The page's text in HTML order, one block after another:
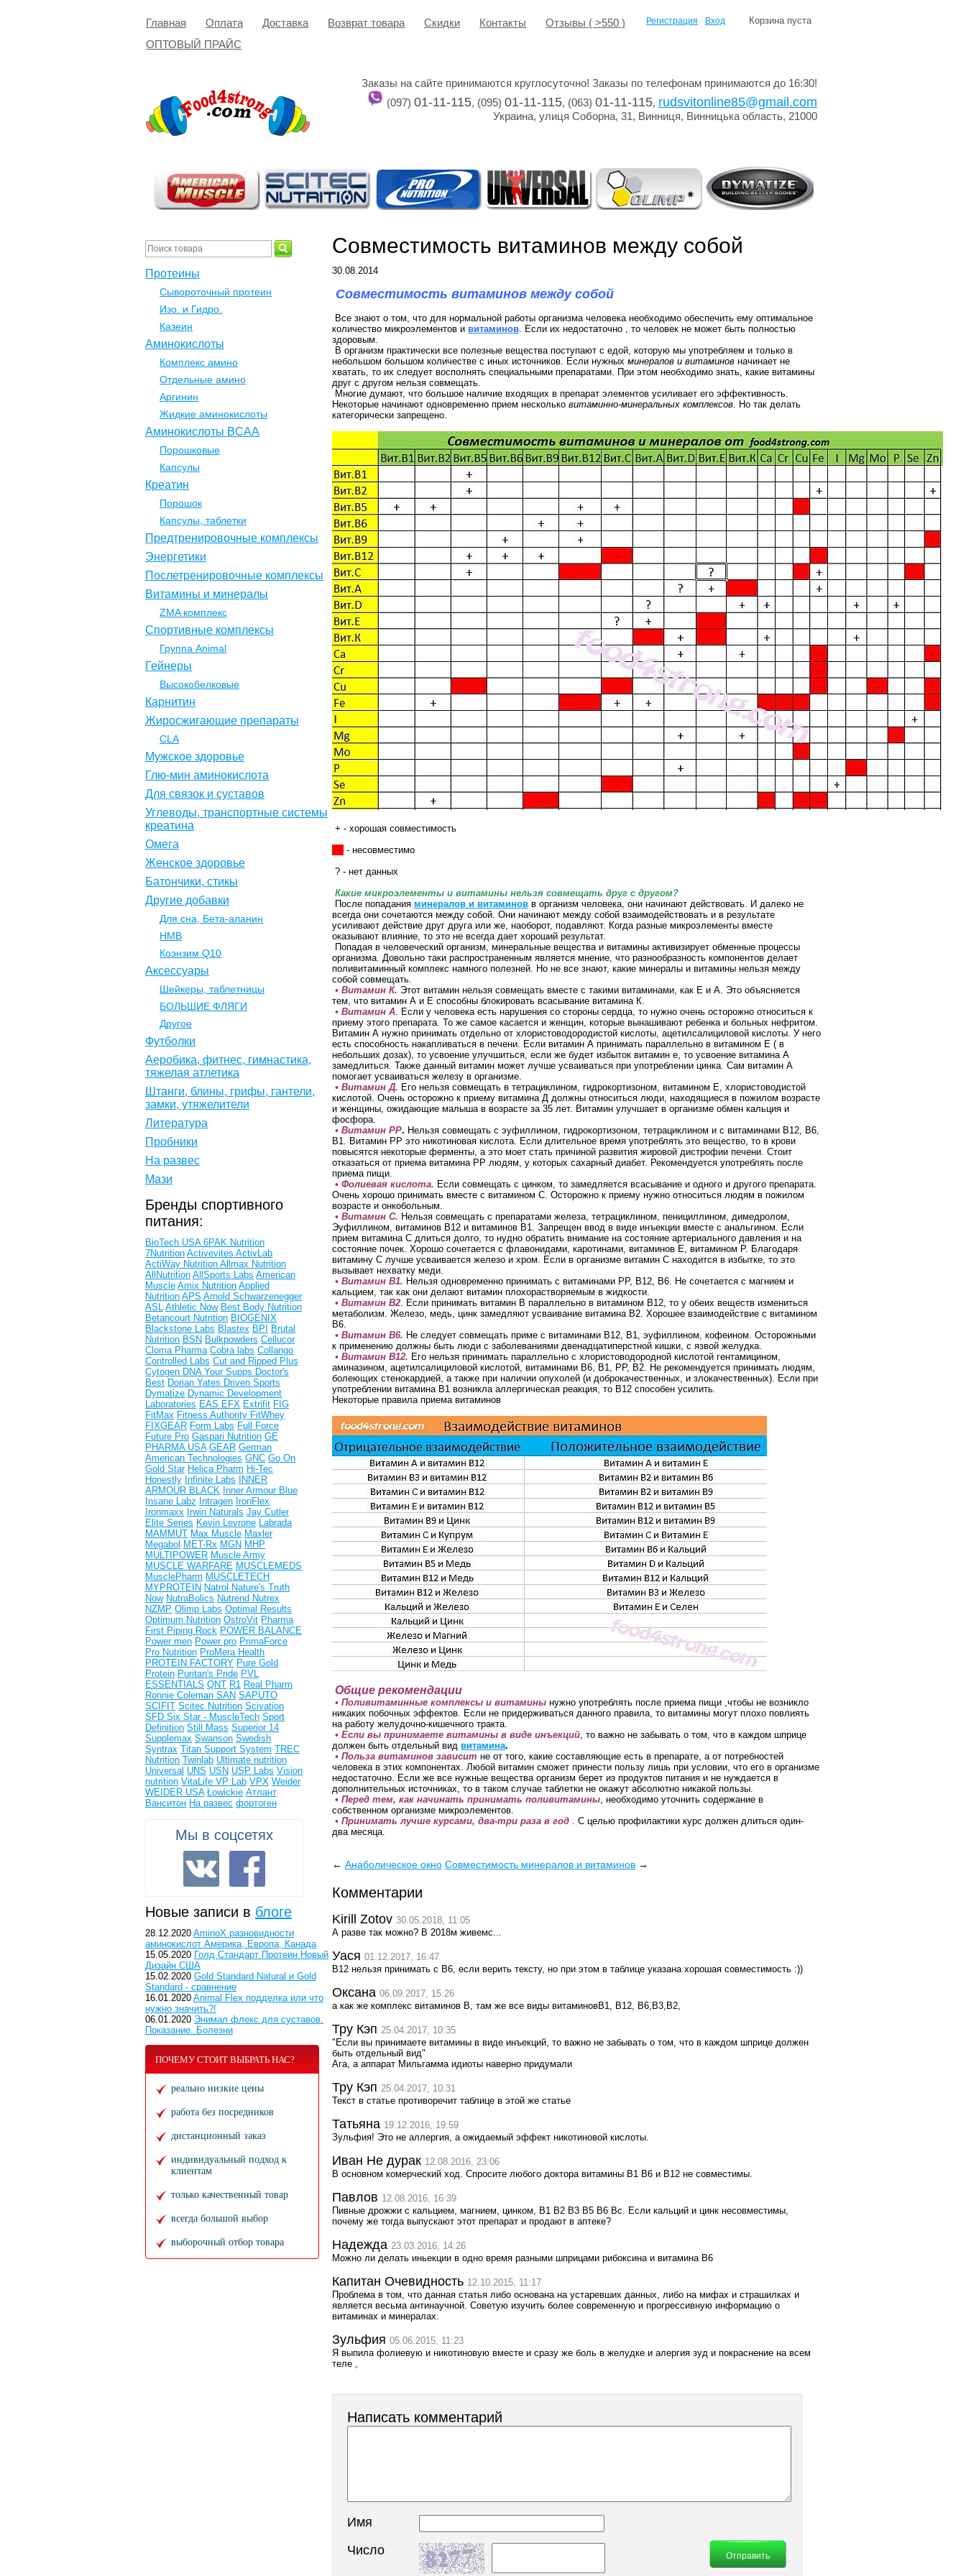
Главная Оплата Доставка Возврат товара Cкидки Контакты
Отзывы ( >550 )
ОПТОВЫЙ ПРАЙС
Корзина пуста
Регистрация Вход
Заказы на сайте принимаются круглосуточно! Заказы по телефонам принимаются до 16:30!
(097) 01-11-115, (095) 01-11-115, (063) 01-11-115, rudsvitonline85@gmail.com
Украина, улиця Соборна, 31, Винниця, Винницька область, 21000
Совместимость витаминов между собой
30.08.2014
Совместимость витаминов между собой
Все знают о том, что для нормальной работы организма человека необходимо обеспечить ему оптимальное
количество микроэлементов и витаминов. Если их недостаточно , то человек не может быть полностью
здоровым.
В организм практически все полезные вещества поступают с едой, которую мы употребляем и только в
небольшом большом количестве с иных источников. Если нужных минералов и витаминов начинает не
хватать, то их следует восполнять специальными препаратами. При этом необходимо знать, какие витамины
друг с другом нельзя совмещать.
Многие думают, что большое наличие входящих в препарат элементов усиливает его эффективность.
Некоторые начинают одновременно прием несколько витаминно-минеральных комплексов. Но так делать
категорически запрещено.
+ - хорошая совместимость
- - несовместимо
? - нет данных
Какие микроэлементы и витамины нельзя совмещать друг с другом?
После попадания минералов и витаминов в организм человека, они начинают действовать. И далеко не
всегда они сочетаются между собой. Они начинают между собой взаимодействовать и в результате
усиливают действие друг друга или же, наоборот, подавляют. Когда разные микроэлементы вместе
оказывают влияние, то это не всегда дает хороший результат.
Попадая в человеческий организм, минеральные вещества и витамины активизирует обменные процессы
организма. Довольно таки распространенным является мнение, что разнообразность компонентов делает
поливитаминный комплекс намного полезней. Но не все знают, какие минералы и витамины нельзя между
собой совмещать.
• Витамин К. Этот витамин нельзя совмещать вместе с такими витаминами, как Е и А. Это объясняется
тем, что витамин А и Е способны блокировать всасывание витамина К.
• Витамин А. Если у человека есть нарушения со стороны сердца, то нужно очень осторожно относиться к
приему этого препарата. То же самое касается и женщин, которые вынашивают ребенка и больных нефритом.
Витамин А нужно принимать отдельно от хлористоводородистой кислоты, ацетилсалициловой кислоты. У него
есть способность накапливаться в печени. Если витамин А принимать параллельно в витамином Е ( в
небольших дозах), то усвоение улучшиться, если же будет избыток витамин е, то усвоение витамина А
замедлиться. Также данный витамин может лучше усваиваться при употреблении цинка. Сам витамин А
помогает усваиваться железу в организме.
• Витамин Д. Его нельзя совмещать в тетрациклином, гидрокортизоном, витамином Е, хлористоводистой
кислотой. Очень осторожно к приему витамина Д должны относиться люди, находящиеся в пожилом возрасте
и женщины, ожидающие малыша в возрасте за 35 лет. Витамин улучшает в организме обмен кальция и
фосфора.
• Витамин РР. Нельзя совмещать с эуфиллином, гидрокортизоном, тетрациклином и с витаминами В12, В6,
В1. Витамин РР это никотиновая кислота. Если длительное время употреблять это вещество, то в крови
повысятся некоторые ферменты, а это моет стать причиной развития жировой дистрофии печени. Стоит
отказаться от приема витамина РР людям, у которых сахарный диабет. Рекомендуется употреблять после
приема пищи.
• Фолиевая кислота. Если совмещать с цинком, то замедляется всасывание и одного и другого препарата.
Очень хорошо принимать вместе с витамином С. Осторожно к приему нужно относиться людям в пожилом
возрасте и онкобольным.
• Витамин С. Нельзя совмещать с препаратами железа, тетрациклином, пенициллином, димедролом,
Эуфиллином, витаминов В12 и витаминов В1. Запрещен ввод в виде инъекции вместе с анальгином. Если
прием витамина С длиться долго, то нудно обратить внимание на состояние артериального давления и на
состояние почек. Хорошо сочетается с флавонидами, каротинами, витаминов Е, витамином Р. Благодаря
витамину С лучше усваивается железо и хром. Если в организме витамин С находится в избытке, то это
вызывает нехватку меди.
• Витамин В1. Нельзя одновременно принимать с витаминами РР, В12, В6. Не сочетается с магнием и
кальцием, так как они делают витамин плохорастворяемым в жидкости.
• Витамин В2. Если принимать витамин В параллельно в витамином В12, то у обеих веществ измениться
метаболизм. Железо, медь, цинк замедляют усваивание витамина В2. Хорошее взаимодействие с витамином
В6.
• Витамин В6. Не следует совмещать приме с витаминами В12, В1, эуфиллином, кофеином. Осторожными
к применению должны быть люди с заболеваниями двенадцатиперстной кишки, с язвой желудка.
• Витамин В12. Его нельзя принимать параллельно с хлористоводородной кислотой гентамицином,
аминазином, ацетилсалициловой кислотой, витаминами В6, В1, РР, В2. Не рекомендуется принимать людям,
болеющих стенокардией, а также при наличии опухолей (и доброкачественных, и злокачественных). Если при
употреблении витамина В1 возникла аллергическая реакция, то В12 способен усилить.
Некоторые правила приема витаминов
Общие рекомендации
• Поливитаминные комплексы и витамины нужно употреблять после приема пищи ,чтобы не возникло
никаких побочных эффектов. Если не придерживаться данного правила, то витамины могут плохо повлиять
на работу желудочно-кишечного тракта.
• Если вы принимаете витамины в виде инъекций, то важно не забывать о том, что в каждом шприце
должен быть отдельный вид витамина.
• Польза витаминов зависит не от того, какие составляющие есть в препарате, а от потребностей
человека в этих компонентах. Любой витамин сможет принести пользу лишь при условии, что его в организме
недостаточно. Если же все нужные вещества организм берет из продуктов питания и не нуждается в
дополнительных источниках, то в таком случае таблетки не окажут абсолютно никакой пользы.
• Перед тем, как начинать принимать поливитамины, необходимо уточнить содержание в
собственном организме микроэлементов.
• Принимать лучше курсами, два-три раза в год . С целью профилактики курс должен длиться один-
два месяца.
← Анаболическое окно Совместимость минералов и витаминов →
Комментарии
Kirill Zotov 30.05.2018, 11:05
А разве так можно? В 2018м живемс...
Уася 01.12.2017, 16:47
В12 нельзя принимать с В6, если верить тексту, но при этом в таблице указана хорошая совместимость :))
Оксана 06.09.2017, 15:26
а как же комплекс витаминов В, там же все виды витаминовВ1, В12, В6,В3,В2,
Тру Кэп 25.04.2017, 10:35
"Если вы принимаете витамины в виде инъекций, то важно не забывать о том, что в каждом шприце должен
быть отдельный вид"
Ага, а аппарат Мильгамма идиоты наверно придумали
Тру Кэп 25.04.2017, 10:31
Текст в статье противоречит таблице в этой же статье
Татьяна 19.12.2016, 19:59
Зульфия! Это не аллергия, а ожидаемый эффект никотиновой кислоты.
Иван Не дурак 12.08.2016, 23:06
В основном комерческий ход. Спросите любого доктора витамины В1 В6 и В12 не совместимы.
Павлов 12.08.2016, 16:39
Пивные дрожжи с кальцием, магнием, цинком, B1 B2 B3 B5 B6 Bc. Если кальций и цинк несовместимы,
почему же тогда выпускают этот препарат и продают в аптеке?
Надежда 23.03.2016, 14:26
Можно ли делать иньекции в одно время разными шприцами рибоксина и витамина В6
Капитан Очевидность 12.10.2015, 11:17
Проблема в том, что данная статья либо основана на устаревших данных, либо на мифах и страшилках и
является весьма антинаучной. Советую изучить более современную и прогрессивную информацию о
витаминах и минералах.
Зульфия 05.06.2015, 11:23
Я выпила фолиевую и никотиновую вместе и сразу же боль в желудке и алергия зуд и покраснение на всем
теле ,
Написать комментарий
Имя
Число
Протеины
Сывороточный протеин
Изо. и Гидро.
Казеин
Аминокислоты
Комплекс амино
Отдельные амино
Аргинин
Жидкие аминокислоты
Аминокислоты BCAA
Порошковые
Капсулы
Креатин
Порошок
Капсулы, таблетки
Предтренировочные комплексы
Энергетики
Послетренировочные комплексы
Витамины и минералы
ZMA комплекс
Спортивные комплексы
Группа Animal
Гейнеры
Высокобелковые
Карнитин
Жиросжигающие препараты
CLA
Мужское здоровье
Глю-мин аминокислота
Для связок и суставов
Углеводы, транспортные системы
креатина
Омега
Женское здоровье
Батончики, стикы
Другие добавки
Для сна, Бета-аланин
НМВ
Коэнзим Q10
Аксессуары
Шейкеры, таблетницы
БОЛЬШИЕ ФЛЯГИ
Другое
Футболки
Аеробика, фитнес, гимнастика,
тяжелая атлетика
Штанги, блины, грифы, гантели,
замки, утяжелители
Литература
Пробники
На развес
Мази
Бренды спортивного
питания:
BioTech USA 6PAK Nutrition
7Nutrition Activevites ActivLab
ActiWay Nutrition Allmax Nutrition
AllNutrition AllSports Labs American
Muscle Amix Nutrition Applied
Nutrition APS Arnold Schwarzenegger
ASL Athletic Now Best Body Nutrition
Betancourt Nutrition BIOGENIX
Blackstone Labs Blastex BPI
Brutal
Nutrition BSN Bulkpowders Cellucor
Cloma Pharma Cobra labs Collango
Controlled Labs Cut and Ripped Plus
Cytogen DNA Your Supps Doctor's
Best Dorian Yates Driven Sports
Dymatize Dynamic Development
Laboratories EAS EFX Extrifit FIG
FitMax Fitness Authority FitWhey
FIXGEAR Form Labs Full Force
Future Pro Gaspari Nutrition GE
PHARMA USA GEAR German
American Technologies GNC Go On
Gold Star Helica Pharm Hi-Tec
Honestly Infinite Labs
INNER
ARMOUR BLACK Inner Armour Blue
Insane Labz Intragen IronFlex
Ironmaxx Irwin Naturals Jay Cutler
Elite Series Kevin Levrone Labrada
MAMMUT Max Muscle Maxler
Megabol MET-Rx MGN MHP
MULTIPOWER Muscle Army
MUSCLE WARFARE MUSCLEMEDS
MusclePharm MUSCLETECH
MYPROTEIN Natrol Nature's Truth
Now NutraBolics Nutrend Nutrex
NZMP Olimp Labs Optimal Results
Optimum Nutrition OstroVit Pharma
First Piping Rock POWER BALANCE
Power men Power pro PrimaForce
Pro Nutrition ProMera Health
PROTEIN FACTORY Pure Gold
Protein Puritan's Pride PVL
ESSENTIALS QNT R1 Real Pharm
Ronnie Coleman SAN SAPUTO
SCIFIT Scitec Nutrition Scivation
SFD Six Star - MuscleTech Sport
Definition Still Mass Superior 14
Supplemax Swanson Swedish
Syntrax Titan Support System TREC
Nutrition Twinlab Ultimate nutrition
Universal UNS USN USP Labs Vision
nutrition VitaLife VP Lab VPX Weider
WEIDER USA Łowickie Атлант
Ванситон На развес фортоген
Мы в соцсетях
Новые записи в блоге
28.12.2020 AminoX разновидности
аминокислот Америка, Европа, Канада
15.05.2020 Голд Стандарт Протеин Новый
Дизайн США
15.02.2020 Gold Standard Natural и Gold
Standard - сравнение
16.01.2020 Animal Flex подделка или что
нужно значить?!
06.01.2020 Энимал флекс для суставов.
Показание. Болезни
ПОЧЕМУ СТОИТ ВЫБРАТЬ НАС?
реально низкие цены
работа без посредников
дистанционный заказ
индивидуальный подход к
клиентам
только качественный товар
всегда большой выбор
выборочный отбор товара